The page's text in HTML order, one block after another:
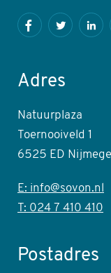
Adres
Natuurplaza
Toernooiveld 1
6525 ED
E: info@sovon.nl
T: 024 7 410 410
Postadres